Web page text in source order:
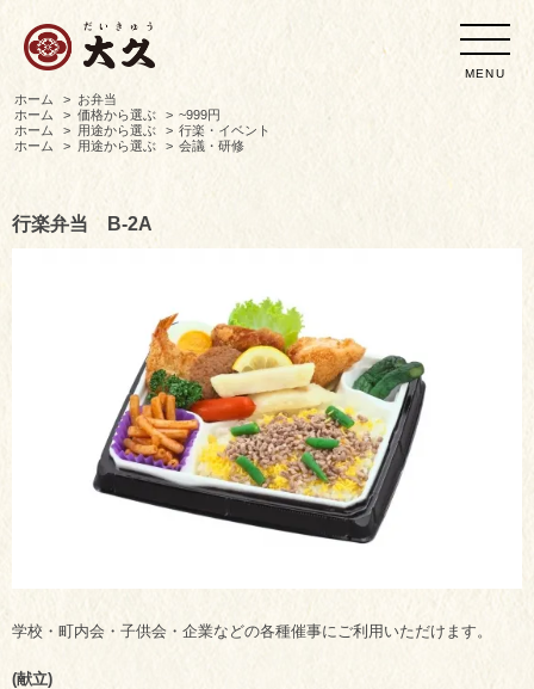
MENU
ホーム > お弁当
ホーム
> 価格から選ぶ > ~999円
ホーム
> 用途から選ぶ > 行楽・イベント
ホーム
> 用途から選ぶ > 会議・研修
行楽弁当 B-2A
学校・町内会・子供会・企業などの各種催事にご利用いただけます。
(献立)